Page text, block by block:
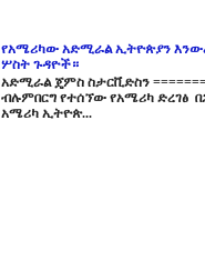
የአሜሪካው አድሚራል ኢትዮጵያን
ሦስት ጉዳዮች።
አድሚራል ጄምስ ስታርቪድስን
ብሉምበርግ የተሰኘው የአሜሪካ ድረገፅ
አሜሪካ ኢትዮጵ...